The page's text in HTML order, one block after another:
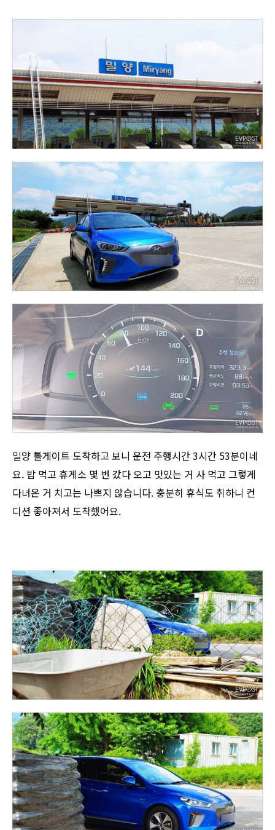
밀양 톨게이트 도착하고 보니 운전 주행시간 3시간 53분이네
요. 밥 먹고 휴게소 몇 번 갔다 오고 맛있는 거 사 먹고 그렇게
다녀온 거 치고는 나쁘지 않습니다. 충분히 휴식도 취하니 컨
디션 좋아져서 도착했어요.